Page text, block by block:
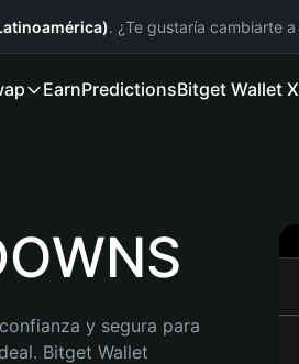
. ¿Te gustaría cambiarte a
EarnPredictionsBitget Wallet X
y segura para
Bitget Wallet